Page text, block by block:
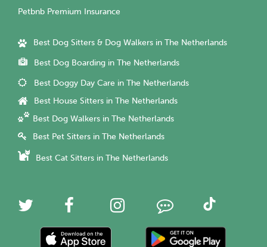
Petbnb Premium Insurance
Best Dog Sitters & Dog Walkers in The Netherlands
Best Dog Boarding in The Netherlands
Best Doggy Day Care in The Netherlands
Best House Sitters in The Netherlands
Best Dog Walkers in The Netherlands
Best Pet Sitters in The Netherlands
Best Cat Sitters in The Netherlands